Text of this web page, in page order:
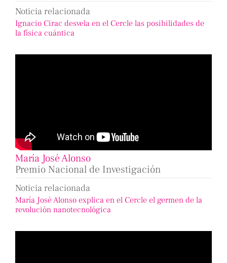
Noticia relacionada
Ignacio Cirac desvela en el Cercle las posibilidades de
la física cuántica
María José Alonso
Premio Nacional de Investigación
Noticia relacionada
María José Alonso explica en el Cercle el germen de la
revolución nanotecnológica